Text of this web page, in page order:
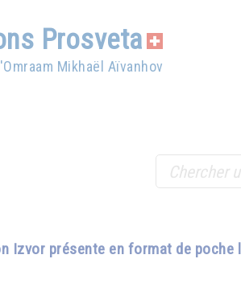
Prosveta
Mikhaël Aïvanhov
Izvor présente en format de